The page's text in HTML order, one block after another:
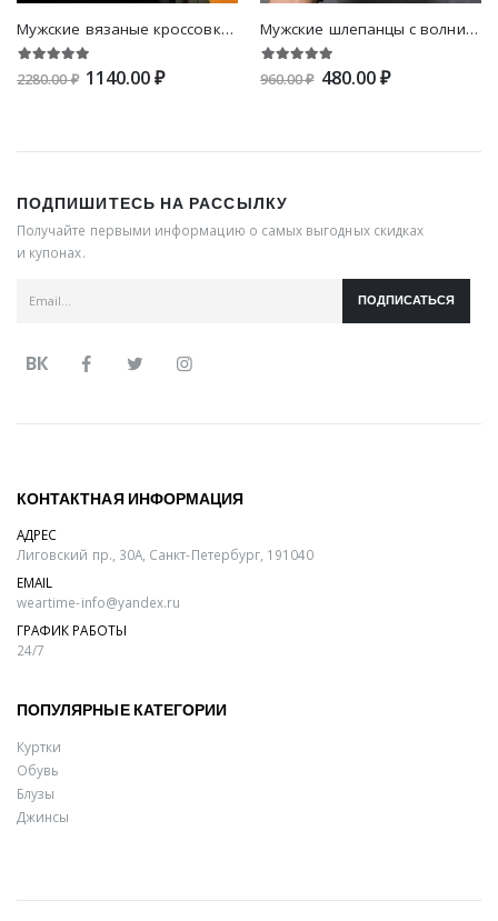
Мужские вязаные кроссовки на шнурке
2280.00 ₽ 1140.00 ₽
Мужские шлепанцы с волнистым рисунком
960.00 ₽ 480.00 ₽
ПОДПИШИТЕСЬ НА РАССЫЛКУ
Получайте первыми информацию о самых выгодных скидках
и купонах.
ПОДПИСАТЬСЯ
ВК
КОНТАКТНАЯ ИНФОРМАЦИЯ
АДРЕС
Лиговский пр., 30А, Санкт-Петербург, 191040
EMAIL
weartime-info@yandex.ru
ГРАФИК РАБОТЫ
24/7
ПОПУЛЯРНЫЕ КАТЕГОРИИ
Куртки
Обувь
Блузы
Джинсы